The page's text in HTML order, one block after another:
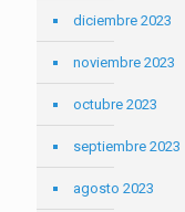
diciembre 2023
noviembre 2023
octubre 2023
septiembre 2023
agosto 2023